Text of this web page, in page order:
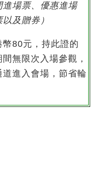
進場票、優惠進場
及贈券）
幣80元，持此證的
無限次入場參觀，
進入會場，節省輪